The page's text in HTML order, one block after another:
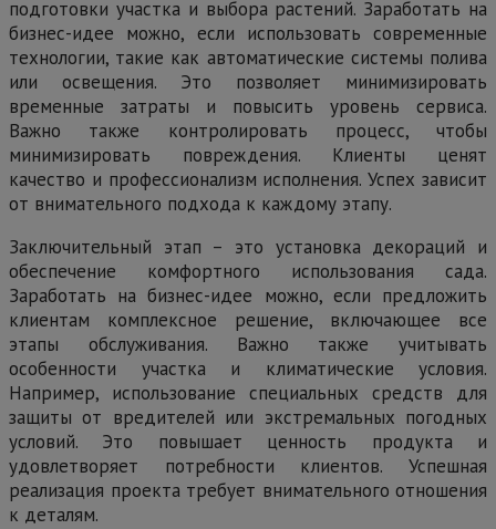
подготовки участка и выбора растений. Заработать на
бизнес-идее можно, если использовать современные
технологии, такие как автоматические системы полива
или освещения. Это позволяет минимизировать
временные затраты и повысить уровень сервиса.
Важно также контролировать процесс, чтобы
минимизировать повреждения. Клиенты ценят
качество и профессионализм исполнения. Успех зависит
от внимательного подхода к каждому этапу.
Заключительный этап – это установка декораций и
обеспечение комфортного использования сада.
Заработать на бизнес-идее можно, если предложить
клиентам комплексное решение, включающее все
этапы обслуживания. Важно также учитывать
особенности участка и климатические условия.
Например, использование специальных средств для
защиты от вредителей или экстремальных погодных
условий. Это повышает ценность продукта и
удовлетворяет потребности клиентов. Успешная
реализация проекта требует внимательного отношения
к деталям.